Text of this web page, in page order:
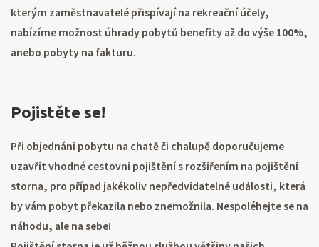
kterým zaměstnavatelé přispívají na rekreační účely,
nabízíme možnost úhrady pobytů benefity až do výše 100%,
anebo pobyty na fakturu.
Pojistěte se!
Při objednání pobytu na chatě či chalupě doporučujeme
uzavřít vhodné cestovní pojištění s rozšířením na pojištění
storna, pro případ jakékoliv nepředvídatelné události, která
by vám pobyt překazila nebo znemožnila. Nespoléhejte se na
náhodu, ale na sebe!